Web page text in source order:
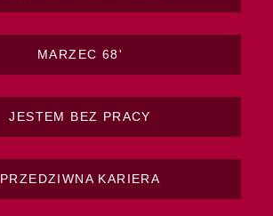
MARZEC 68'
JESTEM BEZ PRACY
PRZEDZIWNA KARIERA